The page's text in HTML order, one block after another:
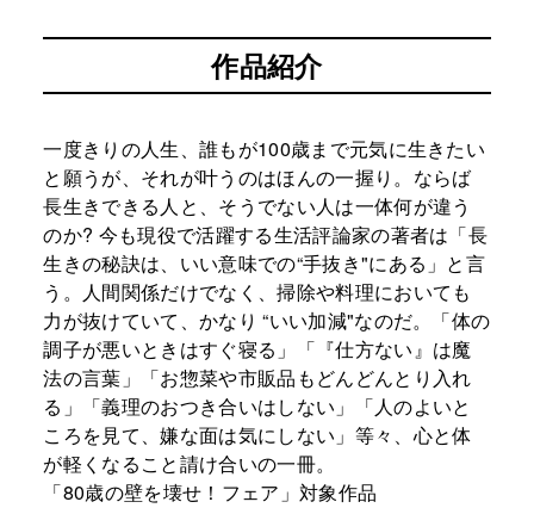
作品紹介
一度きりの人生、誰もが100歳まで元気に生きたい
と願うが、それが叶うのはほんの一握り。ならば
長生きできる人と、そうでない人は一体何が違う
のか? 今も現役で活躍する生活評論家の著者は「長
生きの秘訣は、いい意味での“手抜き"にある」と言
う。人間関係だけでなく、掃除や料理においても
力が抜けていて、かなり “いい加減"なのだ。「体の
調子が悪いときはすぐ寝る」「『仕方ない』は魔
法の言葉」「お惣菜や市販品もどんどんとり入れ
る」「義理のおつき合いはしない」「人のよいと
ころを見て、嫌な面は気にしない」等々、心と体
が軽くなること請け合いの一冊。
「80歳の壁を壊せ！フェア」対象作品